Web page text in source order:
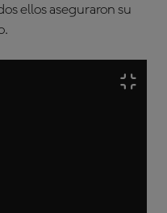
ellos aseguraron su